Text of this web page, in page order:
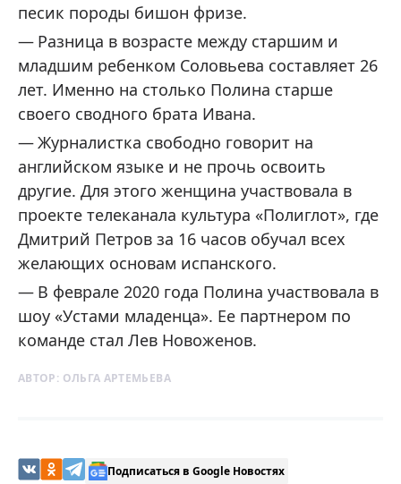
песик породы бишон фризе.
Разница в возрасте между старшим и
младшим ребенком Соловьева составляет 26
лет. Именно на столько Полина старше
своего сводного брата Ивана.
Журналистка свободно говорит на
английском языке и не прочь освоить
другие. Для этого женщина участвовала в
проекте телеканала культура «Полиглот», где
Дмитрий Петров за 16 часов обучал всех
желающих основам испанского.
В феврале 2020 года Полина участвовала в
шоу «Устами младенца». Ее партнером по
команде стал Лев Новоженов.
АВТОР: ОЛЬГА АРТЕМЬЕВА
Подписаться в Google Новостях